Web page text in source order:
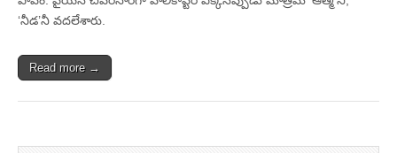
‘నీడ’నీ వదలేశారు.
Read more →